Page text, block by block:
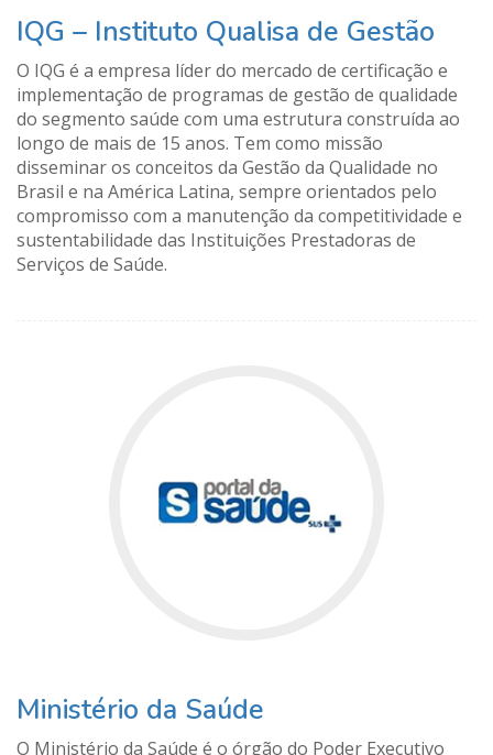
IQG – Instituto Qualisa de Gestão
O IQG é a empresa líder do mercado de certificação e
implementação de programas de gestão de qualidade
do segmento saúde com uma estrutura construída ao
longo de mais de 15 anos. Tem como missão
disseminar os conceitos da Gestão da Qualidade no
Brasil e na América Latina, sempre orientados pelo
compromisso com a manutenção da competitividade e
sustentabilidade das Instituições Prestadoras de
Serviços de Saúde.
Ministério da Saúde
O Ministério da Saúde é o órgão do Poder Executivo